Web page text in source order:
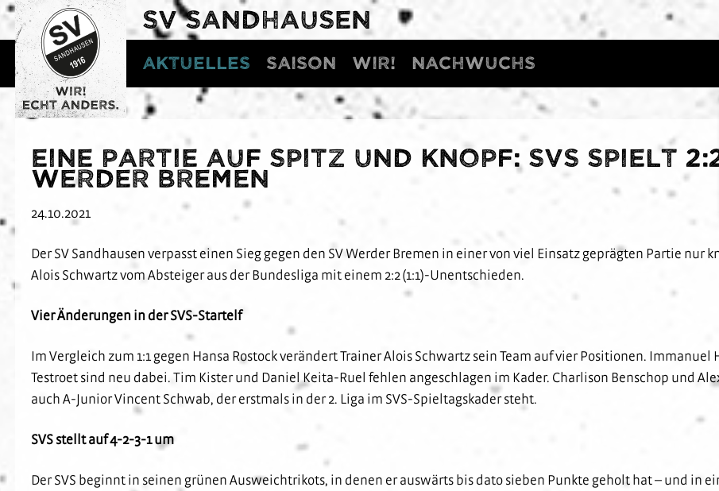
SV SANDHAUSEN
Aktuelles Saison WIR! Nachwuchs
Eine Partie auf Spitz und Knopf: SVS spielt 2:2
Werder Bremen
24.10.2021
Der SV Sandhausen verpasst einen Sieg gegen den SV Werder Bremen in einer von viel Einsatz geprägten Partie nur
Alois Schwartz vom Absteiger aus der Bundesliga mit einem 2:2 (1:1)-Unentschieden.
Vier Änderungen in der SVS-Startelf
Im Vergleich zum 1:1 gegen Hansa Rostock verändert Trainer Alois Schwartz sein Team auf vier Positionen.
Testroet sind neu dabei. Tim Kister und Daniel Keita-Ruel fehlen angeschlagen im Kader. Charlison Benschop und
auch A-Junior Vincent Schwab, der erstmals in der 2. Liga im SVS-Spieltagskader steht.
SVS stellt auf 4-2-3-1 um
Der SVS beginnt in seinen grünen Ausweichtrikots, in denen er auswärts bis dato sieben Punkte geholt hat – und in